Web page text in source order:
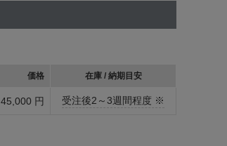
価格 在庫 / 納期目安
45,000 円 受注後2～3週間程度 ※